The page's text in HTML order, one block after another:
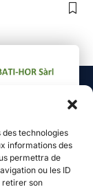
technologies
informations des
permettra de
ou les ID
retirer son